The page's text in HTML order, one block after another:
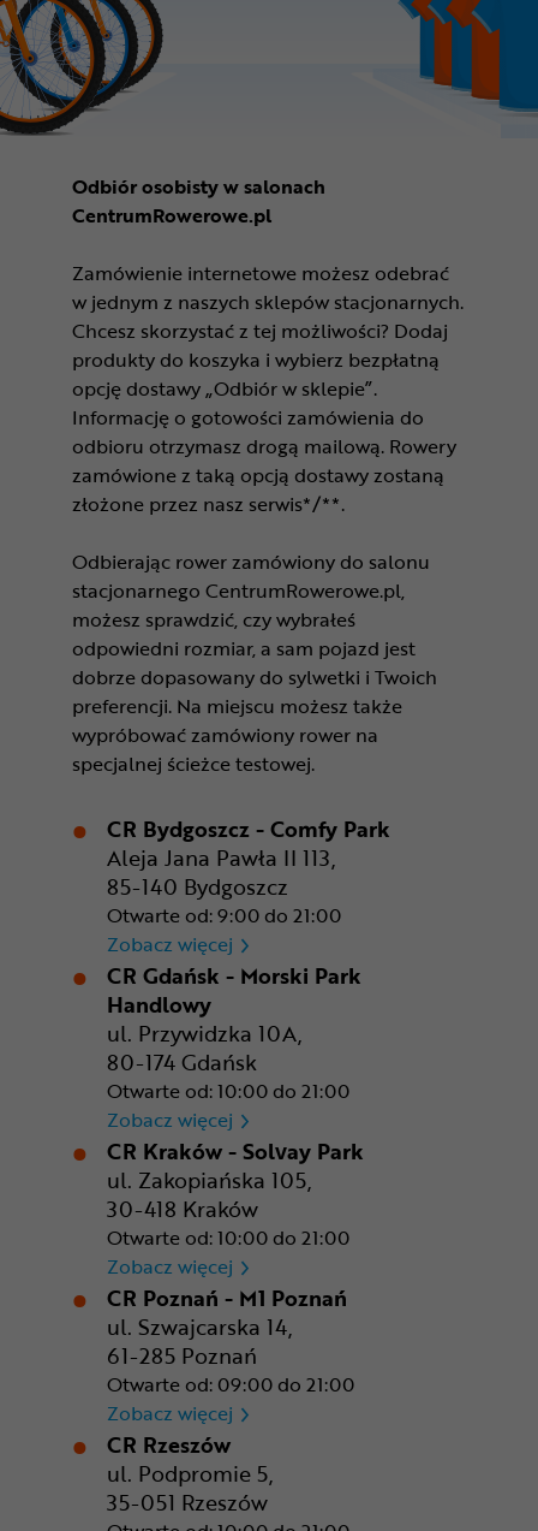
Odbiór osobisty w salonach
CentrumRowerowe.pl
Zamówienie internetowe możesz odebrać
w jednym z naszych sklepów stacjonarnych.
Chcesz skorzystać z tej możliwości? Dodaj
produkty do koszyka i wybierz bezpłatną
opcję dostawy „Odbiór w sklepie”.
Informację o gotowości zamówienia do
odbioru otrzymasz drogą mailową. Rowery
zamówione z taką opcją dostawy zostaną
złożone przez nasz serwis*/**.
Odbierając rower zamówiony do salonu
stacjonarnego CentrumRowerowe.pl,
możesz sprawdzić, czy wybrałeś
odpowiedni rozmiar, a sam pojazd jest
dobrze dopasowany do sylwetki i Twoich
preferencji. Na miejscu możesz także
wypróbować zamówiony rower na
specjalnej ścieżce testowej.
CR Bydgoszcz - Comfy Park
Aleja Jana Pawła II 113,
85-140 Bydgoszcz
Otwarte od: 9:00 do 21:00
Zobacz więcej CR Bydgoszcz - Comfy Park
CR Gdańsk - Morski Park
Handlowy
ul. Przywidzka 10A,
80-174 Gdańsk
Otwarte od: 10:00 do 21:00
Zobacz więcej CR Gdańsk - Morski Park
CR Kraków - Solvay Park
ul. Zakopiańska 105,
30-418 Kraków
Otwarte od: 10:00 do 21:00
Zobacz więcej CR Kraków - Solvay Park
CR Poznań - M1 Poznań
ul. Szwajcarska 14,
61-285 Poznań
Otwarte od: 09:00 do 21:00
Zobacz więcej CR Poznań - M1 Poznań
CR Rzeszów
ul. Podpromie 5,
35-051 Rzeszów